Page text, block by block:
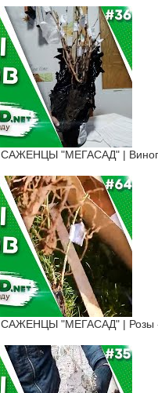
"МЕГАСАД" |
"МЕГАСАД" | Розы -